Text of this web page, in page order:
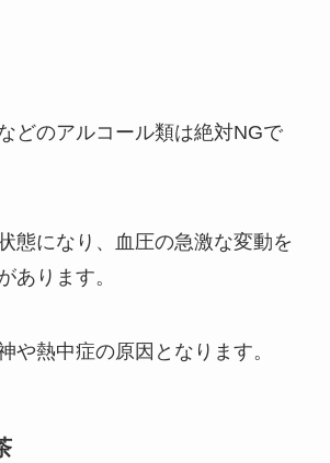
どのアルコール類は絶対NGで
態になり、血圧の急激な変動を
あります。
や熱中症の原因となります。